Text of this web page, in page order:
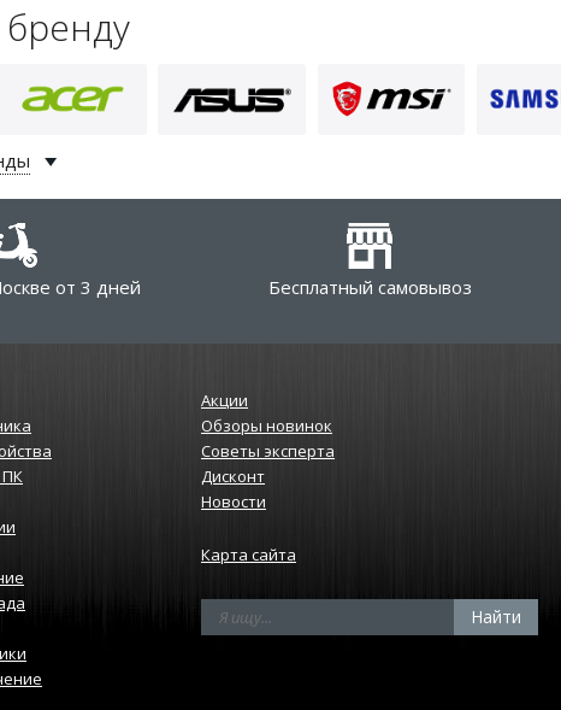
от 3 дней Бесплатный самовывоз
ПК
Акции
Обзоры новинок
Советы эксперта
Дисконт
Новости
Карта сайта